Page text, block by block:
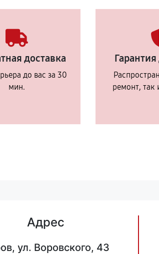
доставка
до вас за 30
мин.
ремонт, так
Адрес
ул. Воровского, 43